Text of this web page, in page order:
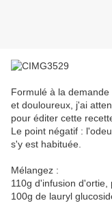
Formulé à la
et douloureux, j'ai
pour éditer cette
Le point négatif :
s'y est habituée.
Mélangez :
110g d'infusion
100g de lauryl